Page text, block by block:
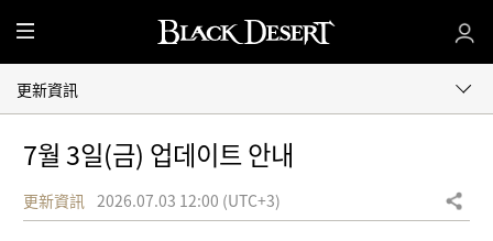
全
部
選
單
更新資訊
7월 3일(금) 업데이트 안내
更新資訊 2026.07.03 12:00 (UTC+3) 分享